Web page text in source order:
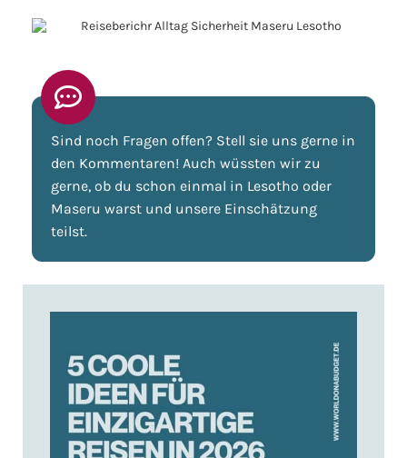
Sind noch Fragen offen? Stell sie uns gerne in
den Kommentaren! Auch wüssten wir zu
gerne, ob du schon einmal in Lesotho oder
Maseru warst und unsere Einschätzung
teilst.